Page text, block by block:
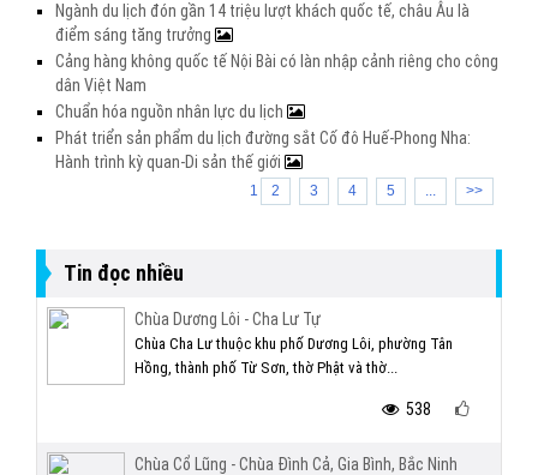
Ngành du lịch đón gần 14 triệu lượt khách quốc tế, châu Âu là
điểm sáng tăng trưởng
Cảng hàng không quốc tế Nội Bài có làn nhập cảnh riêng cho công
dân Việt Nam
Chuẩn hóa nguồn nhân lực du lịch
Phát triển sản phẩm du lịch đường sắt Cố đô Huế-Phong Nha:
Hành trình kỳ quan-Di sản thế giới
1 2 3 4 5 ... >>
Tin đọc nhiều
Chùa Dương Lôi - Cha Lư Tự
Chùa Cha Lư thuộc khu phố Dương Lôi, phường Tân
Hồng, thành phố Từ Sơn, thờ Phật và thờ...
538
Chùa Cổ Lũng - Chùa Đình Cả, Gia Bình, Bắc Ninh